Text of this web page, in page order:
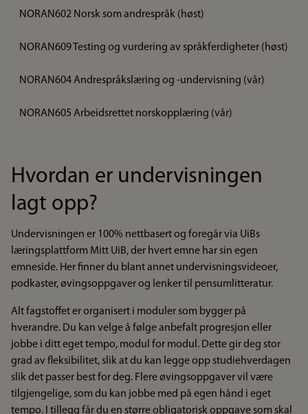
NORAN602 Norsk som andrespråk (høst)
NORAN609 Testing og vurdering av språkferdigheter (høst)
NORAN604 Andrespråkslæring og -undervisning (vår)
NORAN605 Arbeidsrettet norskopplæring (vår)
Hvordan er undervisningen
lagt opp?
Undervisningen er 100% nettbasert og foregår via UiBs
læringsplattform Mitt UiB, der hvert emne har sin egen
emneside. Her finner du blant annet undervisningsvideoer,
podkaster, øvingsoppgaver og lenker til pensumlitteratur.
Alt fagstoffet er organisert i moduler som bygger på
hverandre. Du kan velge å følge anbefalt progresjon eller
jobbe i ditt eget tempo, modul for modul. Dette gir deg stor
grad av fleksibilitet, slik at du kan legge opp studiehverdagen
slik det passer best for deg. Flere øvingsoppgaver vil være
tilgjengelige, som du kan jobbe med på egen hånd i eget
tempo. I tillegg får du en større obligatorisk oppgave som skal